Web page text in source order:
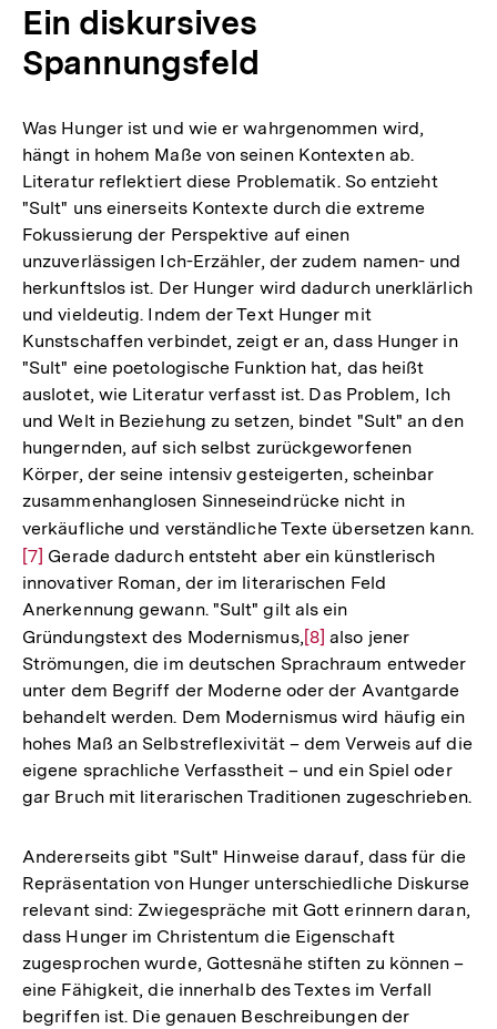
Ein diskursives
Spannungsfeld
Was Hunger ist und wie er wahrgenommen wird,
hängt in hohem Maße von seinen Kontexten ab.
Literatur reflektiert diese Problematik. So entzieht
"Sult" uns einerseits Kontexte durch die extreme
Fokussierung der Perspektive auf einen
unzuverlässigen Ich-Erzähler, der zudem namen- und
herkunftslos ist. Der Hunger wird dadurch unerklärlich
und vieldeutig. Indem der Text Hunger mit
Kunstschaffen verbindet, zeigt er an, dass Hunger in
"Sult" eine poetologische Funktion hat, das heißt
auslotet, wie Literatur verfasst ist. Das Problem, Ich
und Welt in Beziehung zu setzen, bindet "Sult" an den
hungernden, auf sich selbst zurückgeworfenen
Körper, der seine intensiv gesteigerten, scheinbar
zusammenhanglosen Sinneseindrücke nicht in
verkäufliche und verständliche Texte übersetzen kann.
[7] Gerade dadurch entsteht aber ein künstlerisch
innovativer Roman, der im literarischen Feld
Anerkennung gewann. "Sult" gilt als ein
Gründungstext des Modernismus,Zur
Auflösung
der
Fußnote
[8] also jener
Strömungen, die im deutschen Sprachraum entweder
unter dem Begriff der Moderne oder der Avantgarde
behandelt werden. Dem Modernismus wird häufig ein
hohes Maß an Selbstreflexivität – dem Verweis auf die
eigene sprachliche Verfasstheit – und ein Spiel oder
gar Bruch mit literarischen Traditionen zugeschrieben.
Andererseits gibt "Sult" Hinweise darauf, dass für die
Repräsentation von Hunger unterschiedliche Diskurse
relevant sind: Zwiegespräche mit Gott erinnern daran,
dass Hunger im Christentum die Eigenschaft
zugesprochen wurde, Gottesnähe stiften zu können –
eine Fähigkeit, die innerhalb des Textes im Verfall
begriffen ist. Die genauen Beschreibungen der